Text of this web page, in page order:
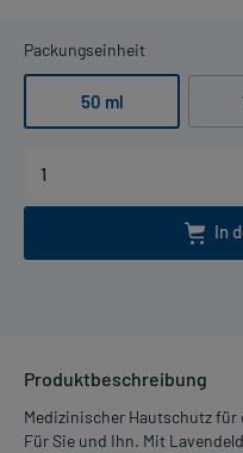
Packungseinheit
50 ml
In
Produktbeschreibung
Medizinischer Hautschutz
Für Sie und Ihn. Mit